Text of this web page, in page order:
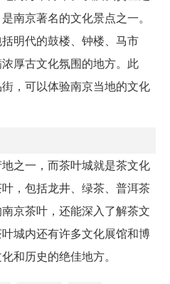
南京著名的文化景点之一。
明代的鼓楼、钟楼、马市
厚古文化氛围的地方。此
，可以体验南京当地的文化
之一，而茶叶城就是茶文化
，包括龙井、绿茶、普洱茶
京茶叶，还能深入了解茶文
城内还有许多文化展馆和博
和历史的绝佳地方。